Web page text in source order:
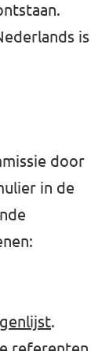
is
door
in de
.